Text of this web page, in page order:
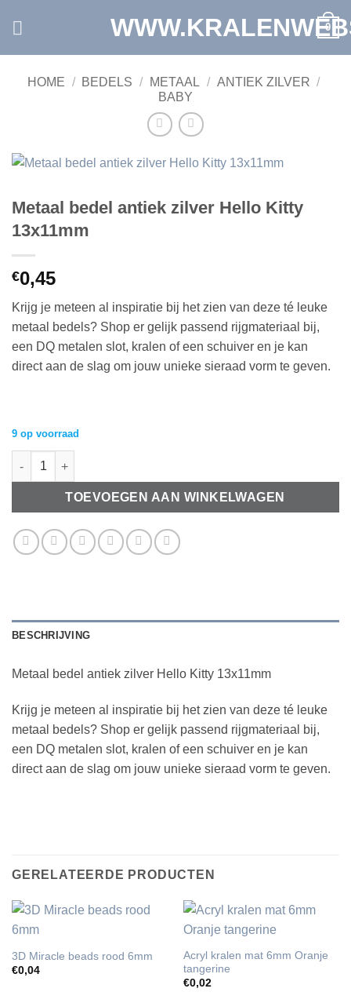
0
HOME / BEDELS / METAAL / ANTIEK ZILVER /
BABY
Metaal bedel antiek zilver Hello Kitty
13x11mm
€0,45
Krijg je meteen al inspiratie bij het zien van deze té leuke
metaal bedels? Shop er gelijk passend rijgmateriaal bij,
een DQ metalen slot, kralen of een schuiver en je kan
direct aan de slag om jouw unieke sieraad vorm te geven.
9 op voorraad
Metaal bedel antiek zilver Hello Kitty 13x11mm aantal
TOEVOEGEN AAN WINKELWAGEN
BESCHRIJVING
Metaal bedel antiek zilver Hello Kitty 13x11mm
Krijg je meteen al inspiratie bij het zien van deze té leuke
metaal bedels? Shop er gelijk passend rijgmateriaal bij,
een DQ metalen slot, kralen of een schuiver en je kan
direct aan de slag om jouw unieke sieraad vorm te geven.
GERELATEERDE PRODUCTEN
3D Miracle beads rood 6mm
€0,04
Acryl kralen mat 6mm Oranje
tangerine
€0,02